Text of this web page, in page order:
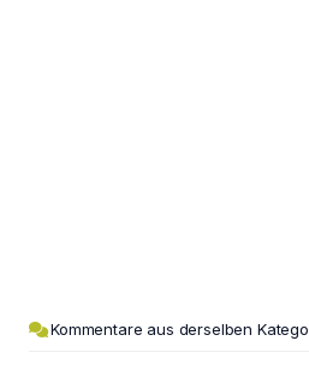
Kommentare aus derselben